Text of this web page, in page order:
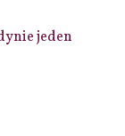
jeden